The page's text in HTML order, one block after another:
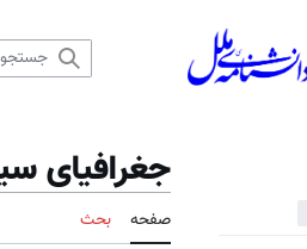
جغرافیای
صفحه بحث